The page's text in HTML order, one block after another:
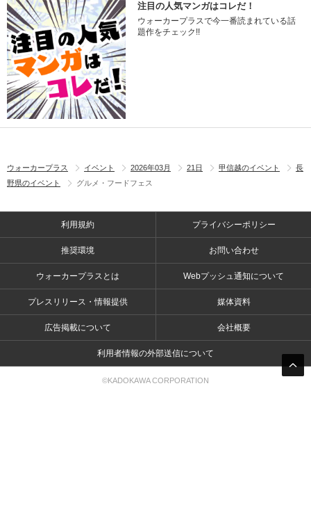
注目の人気マンガはコレだ！
ウォーカープラスで今一番読まれている話
題作をチェック!!
ウォーカープラス イベント 2026年03月 21日 甲信越のイベント
長
野県のイベント
グルメ・フードフェス
利用規約 プライバシーポリシー
推奨環境 お問い合わせ
ウォーカープラスとは Webプッシュ通知について
プレスリリース・情報提供 媒体資料
広告掲載について 会社概要
利用者情報の外部送信について
©KADOKAWA CORPORATION